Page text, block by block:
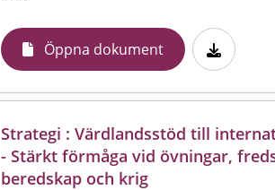
Öppna dokument
Strategi : Värdlandsstöd till
- Stärkt förmåga vid övningar,
beredskap och krig